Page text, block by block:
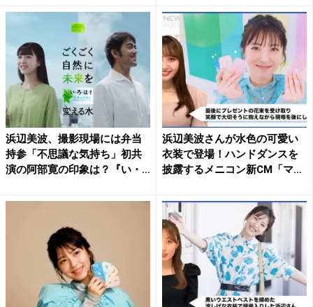
浜辺美波、撮影現場には弁当
持参「不思議な気持ち」初共
演の阿部寛の印象は？『い・
浜辺美波さんが水色の可愛い
衣装で登場！ハンドダンスを
披露するメニコン新CM「マ